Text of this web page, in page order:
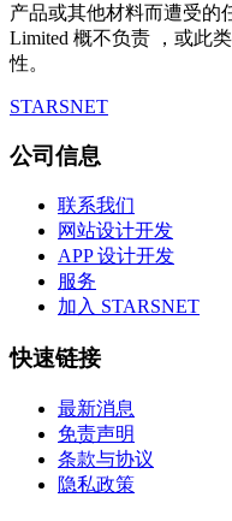
产品或其他材料而遭受的
Limited 概不负责 ，或此
性。
STARSNET
公司信息
联系我们
网站设计开发
APP 设计开发
服务
加入 STARSNET
快速链接
最新消息
免责声明
条款与协议
隐私政策